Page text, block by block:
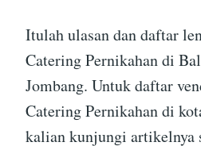
Itulah ulasan dan daftar
Catering Pernikahan di
Jombang. Untuk daftar
Catering Pernikahan di
kalian kunjungi artikelnya